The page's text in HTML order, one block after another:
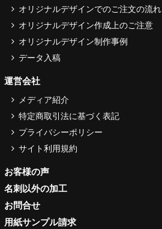
オリジナルデザインでのご注文の流れ
オリジナルデザイン作成上のご注意
オリジナルデザイン制作事例
データ入稿
運営会社
メディア紹介
特定商取引法に基づく表記
プライバシーポリシー
サイト利用規約
お客様の声
名刺以外の加工
お問合せ
用紙サンプル請求